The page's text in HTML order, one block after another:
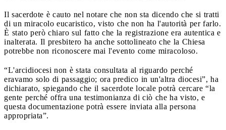
Il sacerdote è cauto nel notare che non sta dicendo che si tratti
di un miracolo eucaristico, visto che non ha l'autorità per farlo.
È stato però chiaro sul fatto che la registrazione era autentica e
inalterata. Il presbitero ha anche sottolineato che la Chiesa
potrebbe non riconoscere mai l'evento come miracoloso.
“L'arcidiocesi non è stata consultata al riguardo perché
eravamo solo di passaggio; ora predico in un'altra diocesi”, ha
dichiarato, spiegando che il sacerdote locale potrà cercare “la
gente perché offra una testimonianza di ciò che ha visto, e
questa documentazione potrà essere inviata alla persona
appropriata”.